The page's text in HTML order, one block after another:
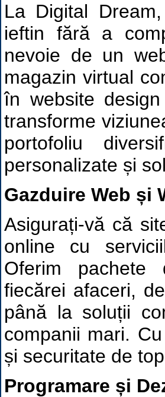
La Digital
ieftin fără a
nevoie de un
magazin virtual
în website
transforme
portofoliu
personalizate și
Gazduire Web și
Asigurați-vă că
online cu
Oferim pachete
fiecărei afaceri,
până la soluții
companii mari.
și securitate de
Programare și